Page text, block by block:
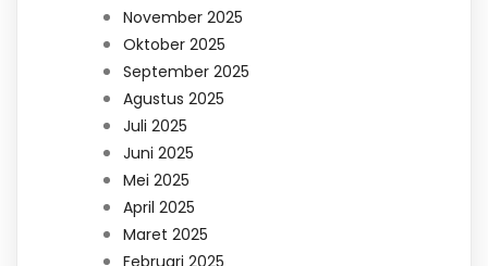
November 2025
Oktober 2025
September 2025
Agustus 2025
Juli 2025
Juni 2025
Mei 2025
April 2025
Maret 2025
Februari 2025